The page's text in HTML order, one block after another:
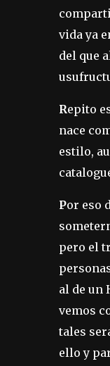
vida ya
del que
Repito
nace
estilo,
Por eso
pero el
al de un
vemos
tales
ello y